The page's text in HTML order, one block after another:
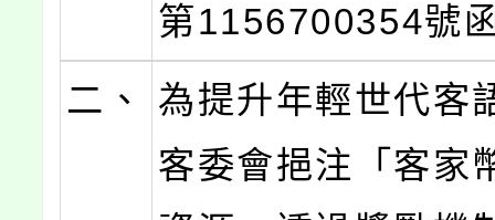
第1156700354號
二、
為提升年輕世代客
客委會挹注「客家